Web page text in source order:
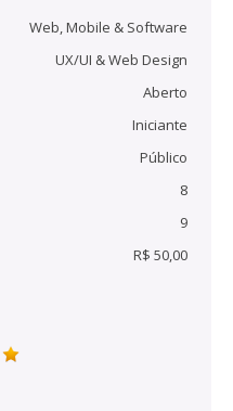
Web, Mobile & Software
UX/UI & Web Design
Aberto
Iniciante
Público
8
9
R$ 50,00